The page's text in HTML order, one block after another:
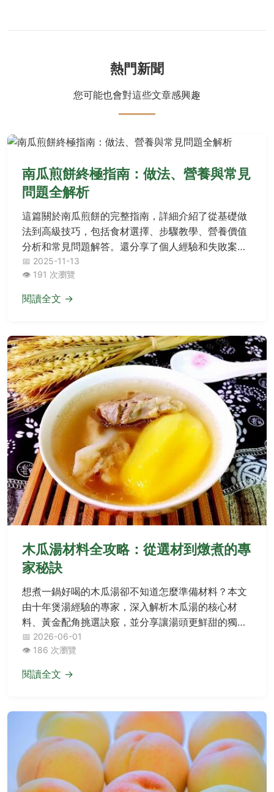
熱門新聞
您可能也會對這些文章感興趣
南瓜煎餅終極指南：做法、營養與常見
問題全解析
這篇關於南瓜煎餅的完整指南，詳細介紹了從基礎做
法到高級技巧，包括食材選擇、步驟教學、營養價值
分析和常見問題解答。還分享了個人經驗和失敗案
例，幫助你輕鬆做出美味南瓜煎餅，無論是新手還是
老手都能受益。
📅 2025-11-13
👁️ 191 次瀏覽
閱讀全文 →
木瓜湯材料全攻略：從選材到燉煮的專
家秘訣
想煮一鍋好喝的木瓜湯卻不知道怎麼準備材料？本文
由十年煲湯經驗的專家，深入解析木瓜湯的核心材
料、黃金配角挑選訣竅，並分享讓湯頭更鮮甜的獨家
秘方，從此在家也能輕鬆燉出餐廳級美味。
📅 2026-06-01
👁️ 186 次瀏覽
閱讀全文 →